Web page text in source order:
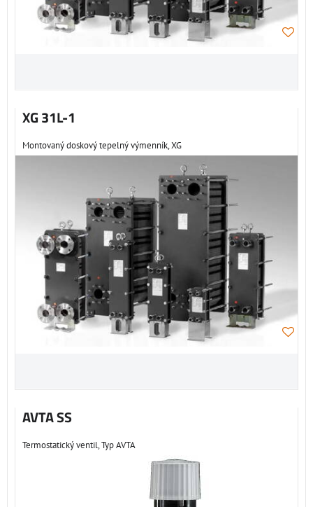
XG 31L-1
Montovaný doskový tepelný výmenník, XG
AVTA SS
Termostatický ventil, Typ AVTA